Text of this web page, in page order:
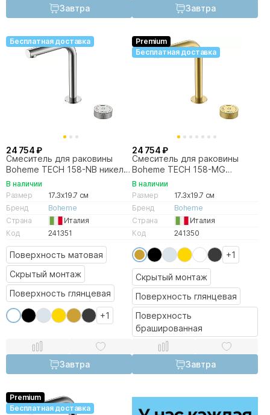
Завтра Завтра
Бесплатная доставка
24 754 ₽
Смеситель для раковины
Boheme TECH 158-NB никель
брашированный
В наличии
Размер
17.3x19.7 см
Бренд
Boheme
Страна
Италия
Код
241351
Поверхность матовая
Скрытый монтаж
Поверхность глянцевая
+1
Завтра
Premium
Бесплатная доставка
24 754 ₽
Смеситель для раковины
Boheme TECH 158-MG
матовое золото
В наличии
Размер
17.3x19.7 см
Бренд
Boheme
Страна
Италия
Код
241350
+1
Скрытый монтаж
Поверхность глянцевая
Поверхность
брашированная
Завтра
Premium
Бесплатная доставка